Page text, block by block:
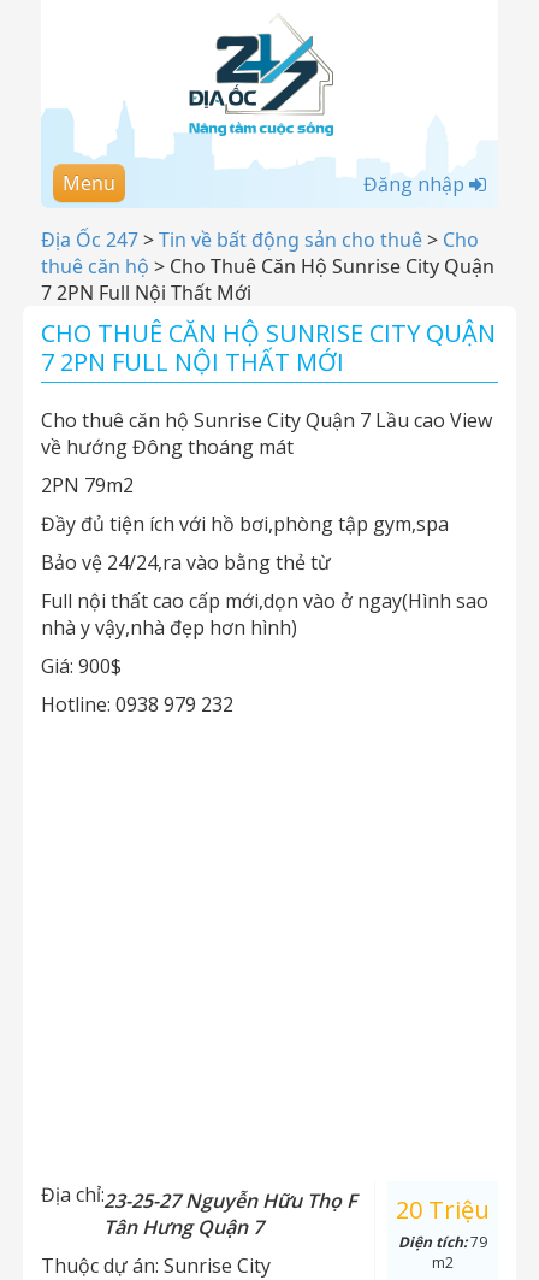
Menu Đăng nhập
Địa Ốc 247>Tin về bất động sản cho thuê> Cho
thuê căn hộ > Cho Thuê Căn Hộ Sunrise City Quận
7 2PN Full Nội Thất Mới
CHO THUÊ CĂN HỘ SUNRISE CITY QUẬN
7 2PN FULL NỘI THẤT MỚI
Cho thuê căn hộ Sunrise City Quận 7 Lầu cao View
về hướng Đông thoáng mát
2PN 79m2
Đầy đủ tiện ích với hồ bơi,phòng tập gym,spa
Bảo vệ 24/24,ra vào bằng thẻ từ
Full nội thất cao cấp mới,dọn vào ở ngay(Hình sao
nhà y vậy,nhà đẹp hơn hình)
Giá: 900$
Hotline: 0938 979 232
Địa chỉ:23-25-27 Nguyễn Hữu Thọ F
Tân Hưng Quận 7
Thuộc dự án: Sunrise City
20 Triệu
Diện tích:79
m2